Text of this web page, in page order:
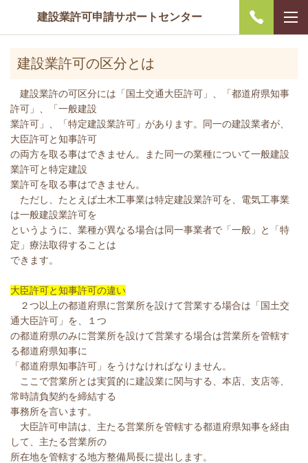
建設業許可申請サポートセンター
建設業許可の区分とは
建設業許の可区分には「国土交通大臣許可」、「都道府県知事
許可」、「一般建設
業許可」、「特定建設業許可」があります。同一の建設業者が、
大臣許可と知事許可
の両方を取る事はできません。また同一の業種について一般建設
業許可と特定建設
業許可を取る事はできません。
ただし、たとえば土木工事業は特定建設業許可を、電気工事業
は一般建設業許可を
というように、業種が異なる場合は同一事業者で「一般」と「特
定」療法取得することは
できます。
大臣許可と知事許可の違い
２つ以上の都道府県に営業所を設けて営業する場合は「国土交
通大臣許可」を、１つ
の都道府県のみに営業所を設けて営業する場合は営業所を管轄す
る都道府県知事に
「都道府県知事許可」をうけなければなりません。
ここで営業所とは実質的に建設業に関与する、本店、支店等、
常時請負契約を締結する
事務所を言います。
大臣許可申請は、主たる営業所を管轄する都道府県知事を経由
して、主たる営業所の
所在地を管轄する地方整備局長に提出します。